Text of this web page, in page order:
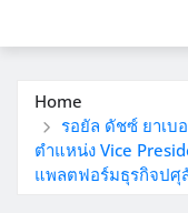
Home
รอยัล ดัชซ์ ยาเบ
ตำแหน่ง Vice
แพลตฟอร์มธุรกิจปศุ